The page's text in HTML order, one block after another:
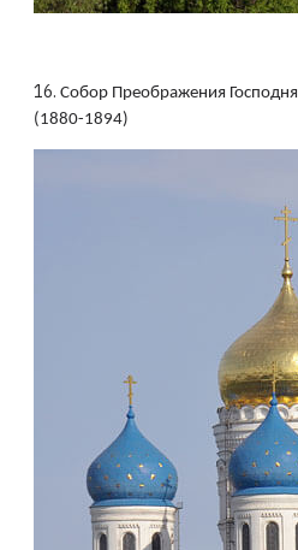
16. Собор Преображения Господня
(1880-1894)